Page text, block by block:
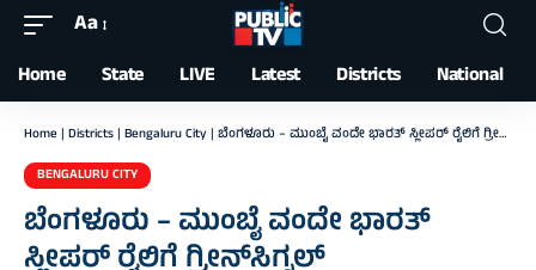
Font
Resizer
Aa
Home State LIVE Latest Districts National
Home | Districts | Bengaluru City | ಬೆಂಗಳೂರು – ಮುಂಬೈ ವಂದೇ ಭಾರತ್ ಸ್ಲೀಪರ್ ರೈಲಿಗೆ ಗ್ರೀನ್‌ಸಿಗ್ನಲ್
BENGALURU CITY
ಬೆಂಗಳೂರು – ಮುಂಬೈ ವಂದೇ ಭಾರತ್